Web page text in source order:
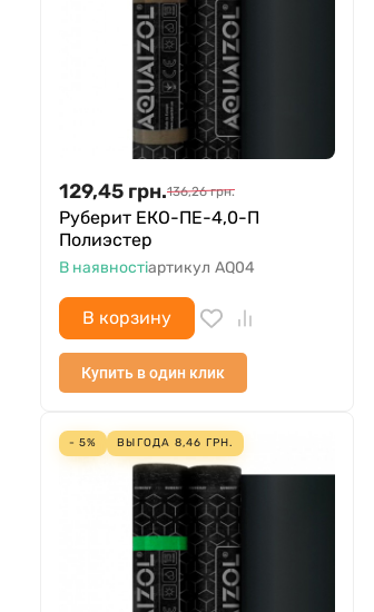
129,45 грн.136,26 грн.
Руберит ЕКО-ПЕ-4,0-П
Полиэстер
В наявностіартикул AQ04
В корзину
Купить в один клик
- 5% ВЫГОДА 8,46 ГРН.